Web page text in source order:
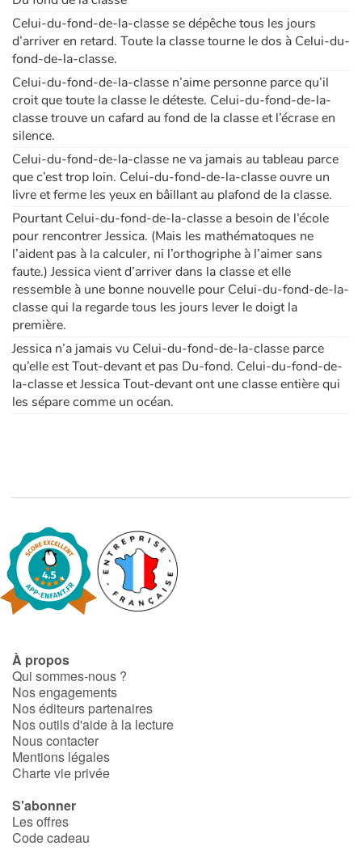
Blog
Actualités
Par thématique
Rencontres et témoignages
Contes d'ici et d'ailleurs
Autour de la lecture
Apprendre à lire
Livre audio
Activités et ateliers
Apprendre les langues
Coups de coeur
Celui-du-fond-de-la-classe se dépêche tous les jours
d’arriver en retard. Toute la classe tourne le dos à Celui-du-
fond-de-la-classe.
Celui-du-fond-de-la-classe n’aime personne parce qu’il
croit que toute la classe le déteste. Celui-du-fond-de-la-
classe trouve un cafard au fond de la classe et l’écrase en
silence.
Celui-du-fond-de-la-classe ne va jamais au tableau parce
que c’est trop loin. Celui-du-fond-de-la-classe ouvre un
livre et ferme les yeux en bâillant au plafond de la classe.
Pourtant Celui-du-fond-de-la-classe a besoin de l’école
pour rencontrer Jessica. (Mais les mathématoques ne
l’aident pas à la calculer, ni l’orthogriphe à l’aimer sans
faute.) Jessica vient d’arriver dans la classe et elle
ressemble à une bonne nouvelle pour Celui-du-fond-de-la-
classe qui la regarde tous les jours lever le doigt la
première.
Jessica n’a jamais vu Celui-du-fond-de-la-classe parce
qu’elle est Tout-devant et pas Du-fond. Celui-du-fond-de-
la-classe et Jessica Tout-devant ont une classe entière qui
les sépare comme un océan.
À propos
Qui sommes-nous ?
Nos engagements
Nos éditeurs partenaires
Nos outils d'aide à la lecture
Nous contacter
Mentions légales
Charte vie privée
S'abonner
Les offres
Code cadeau